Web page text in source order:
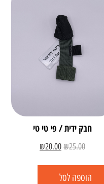
חבק ידית / פי טי טי
₪25.00
₪20.00
הוספה לסל